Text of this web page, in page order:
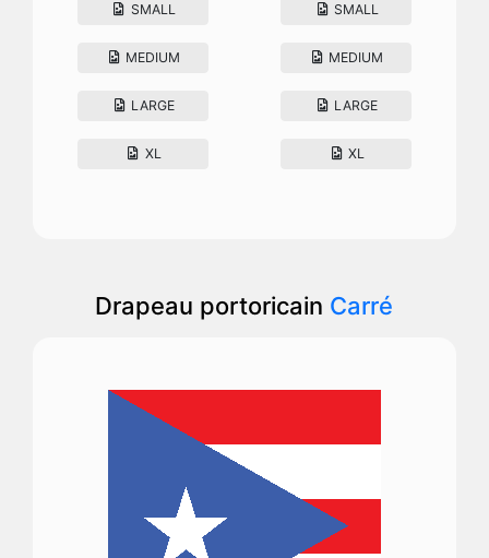
SMALL
MEDIUM
LARGE
XL
SMALL
MEDIUM
LARGE
XL
Drapeau portoricain Carré